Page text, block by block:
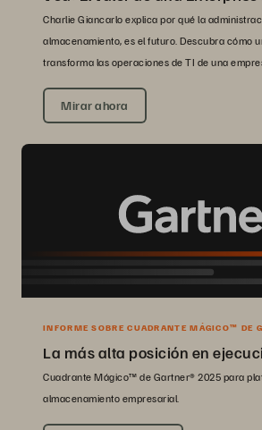
Charlie Giancarlo explica por qué la
almacenamiento, es el futuro. Descubra cómo
transforma las operaciones de TI de una
Mirar ahora
INFORME SOBRE CUADRANTE MÁGICO™ DE
La más alta posición en
Cuadrante Mágico™ de Gartner® 2025 para
almacenamiento empresarial.